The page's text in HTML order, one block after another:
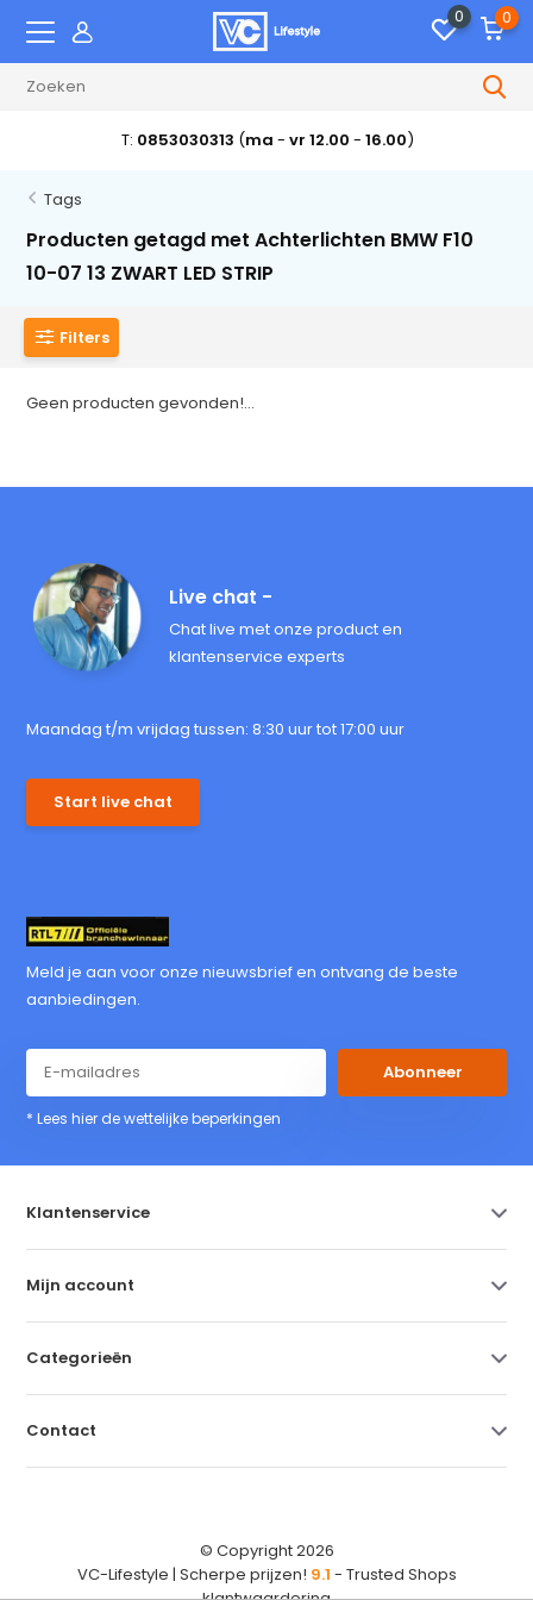
0 0
T: 0853030313 (ma - vr 12.00 - 16.00)
Tags
Producten getagd met Achterlichten BMW F10
10-07 13 ZWART LED STRIP
Filters
Geen producten gevonden!...
Live chat -
Chat live met onze product en
klantenservice experts
Maandag t/m vrijdag tussen: 8:30 uur tot 17:00 uur
Start live chat
Meld je aan voor onze nieuwsbrief en ontvang de beste
aanbiedingen.
Abonneer
* Lees hier de wettelijke beperkingen
Klantenservice
Mijn account
Categorieën
Contact
© Copyright 2026
VC-Lifestyle | Scherpe prijzen! 9.1 - Trusted Shops